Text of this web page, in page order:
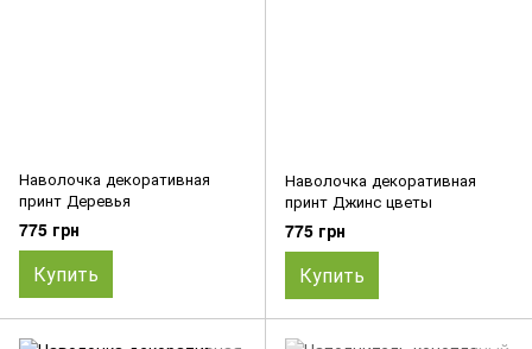
Наволочка декоративная
принт Деревья
775 грн
Купить
Наволочка декоративная
принт Джинс цветы
775 грн
Купить